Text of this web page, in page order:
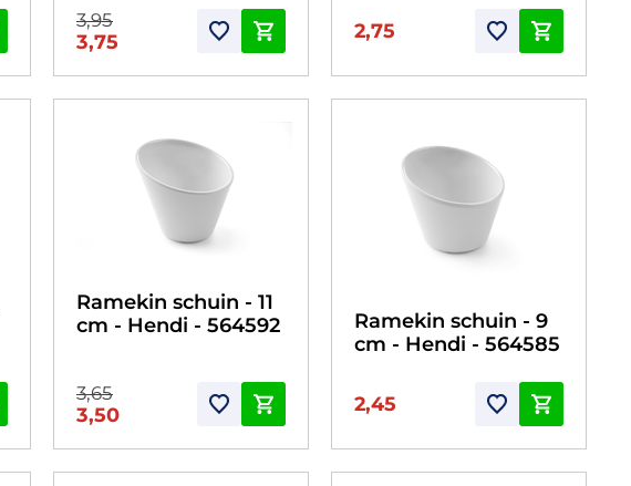
3,95
3,75 2,75
Ramekin schuin - 11
cm - Hendi - 564592
3,65
3,50
Ramekin schuin - 9
cm - Hendi - 564585
2,45